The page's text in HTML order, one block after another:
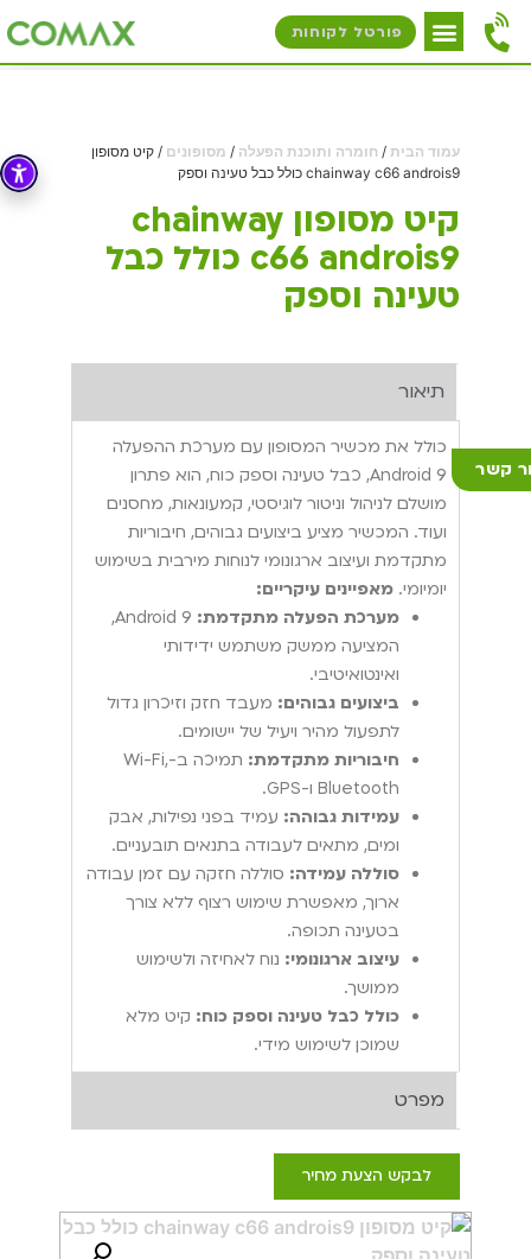
פורטל לקוחות
קשר
עמוד הבית / חומרה ותוכנת הפעלה / מסופונים / קיט מסופון
chainway c66 androis9 כולל כבל טעינה וספק
קיט מסופון chainway
c66 androis9 כולל כבל
טעינה וספק
תיאור
כולל את מכשיר המסופון עם מערכת ההפעלה
Android 9, כבל טעינה וספק כוח, הוא פתרון
מושלם לניהול וניטור לוגיסטי, קמעונאות, מחסנים
ועוד. המכשיר מציע ביצועים גבוהים, חיבוריות
מתקדמת ועיצוב ארגונומי לנוחות מירבית בשימוש
יומיומי. מאפיינים עיקריים:
מערכת הפעלה מתקדמת:
Android 9,
המציעה ממשק משתמש ידידותי
ואינטואיטיבי.
ביצועים גבוהים: מעבד חזק וזיכרון גדול
לתפעול מהיר ויעיל של יישומים.
חיבוריות מתקדמת:
תמיכה ב-Wi-Fi,
Bluetooth ו-GPS.
עמידות גבוהה: עמיד בפני נפילות, אבק
ומים, מתאים לעבודה בתנאים תובעניים.
סוללה עמידה: סוללה חזקה עם זמן עבודה
ארוך, מאפשרת שימוש רצוף ללא צורך
בטעינה תכופה.
עיצוב ארגונומי: נוח לאחיזה ולשימוש
ממושך.
כולל כבל טעינה וספק כוח: קיט מלא
שמוכן לשימוש מידי.
מפרט
לבקש הצעת מחיר